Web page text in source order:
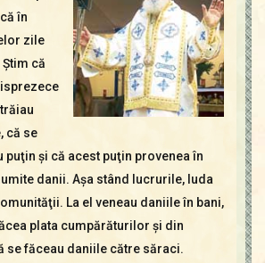
în
zile
că
că se
puţin şi că acest puţin provenea în
danii. Aşa stând lucrurile, Iuda
La el veneau daniile în bani,
plata cumpărăturilor şi din
se făceau daniile către săraci.